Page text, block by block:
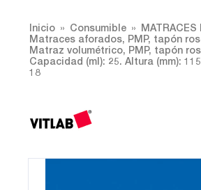
Inicio Consumible
MATRACES
Matraces aforados, PMP, tapón
Matraz volumétrico, PMP, tapón
Capacidad (ml): 25. Altura (mm):
18